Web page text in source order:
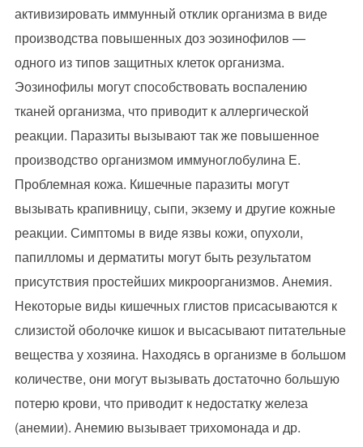
активизировать иммунный отклик организма в виде
производства повышенных доз эозинофилов —
одного из типов защитных клеток организма.
Эозинофилы могут способствовать воспалению
тканей организма, что приводит к аллергической
реакции. Паразиты вызывают так же повышенное
производство организмом иммуноглобулина Е.
Проблемная кожа. Кишечные паразиты могут
вызывать крапивницу, сыпи, экзему и другие кожные
реакции. Симптомы в виде язвы кожи, опухоли,
папилломы и дерматиты могут быть результатом
присутствия простейших микроорганизмов. Анемия.
Некоторые виды кишечных глистов присасываются к
слизистой оболочке кишок и высасывают питательные
вещества у хозяина. Находясь в организме в большом
количестве, они могут вызывать достаточно большую
потерю крови, что приводит к недостатку железа
(анемии). Анемию вызывает трихомонада и др.